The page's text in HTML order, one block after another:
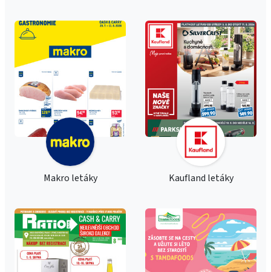
Makro letáky Kaufland letáky